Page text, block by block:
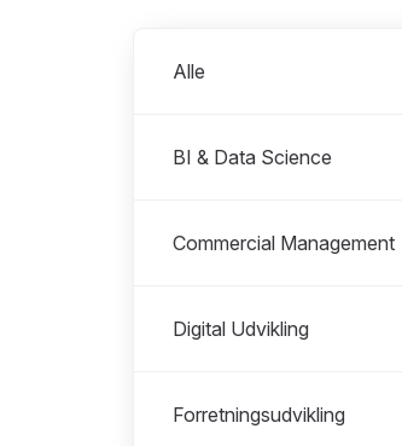
Alle
BI & Data Science
Commercial Management
Digital Udvikling
Forretningsudvikling